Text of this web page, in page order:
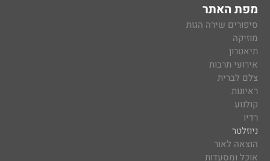
מפת האתר
סיפורים שירה הגות
מוזיקה
תיאטרון
אירועי תרבות
צלם לברית
ראיונות
קולנוע
רדיו
ניוזלטר
הוצאה לאור
אוכל ומסעדות